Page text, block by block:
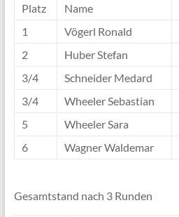
Platz Name
1
Vögerl Ronald
2
Huber Stefan
3/4
Schneider Medard
3/4
Wheeler Sebastian
5
Wheeler Sara
6
Wagner Waldemar
Gesamtstand nach 3 Runden